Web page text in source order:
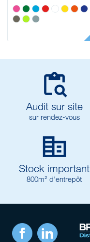

Audit sur site
sur rendez-vous

Stock important
800m² d'entrepôt
Facebook LinkedIn